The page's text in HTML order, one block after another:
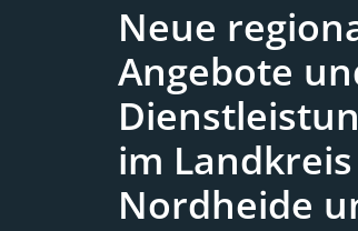
Neue
Angebote
im
Nordheide